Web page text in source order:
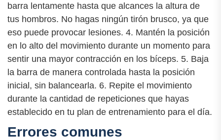
barra lentamente hasta que alcances la altura de
tus hombros. No hagas ningún tirón brusco, ya que
eso puede provocar lesiones. 4. Mantén la posición
en lo alto del movimiento durante un momento para
sentir una mayor contracción en los bíceps. 5. Baja
la barra de manera controlada hasta la posición
inicial, sin balancearla. 6. Repite el movimiento
durante la cantidad de repeticiones que hayas
establecido en tu plan de entrenamiento para el día.
Errores comunes